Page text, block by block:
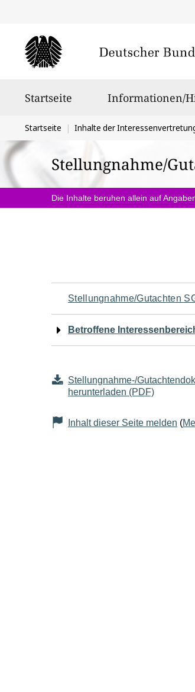
Startseite Informationen/
Sie
befinden
sich
hier:
Startseite Inhalte der
Stellungnahme/
Die Inhalte beruhen allein auf
Navigation
für
Seiteninhalt
Stellungnahme/Gutachten
Betroffene
Stellungnahme-/
herunterladen (PDF)
Inhalt dieser Seite melden (